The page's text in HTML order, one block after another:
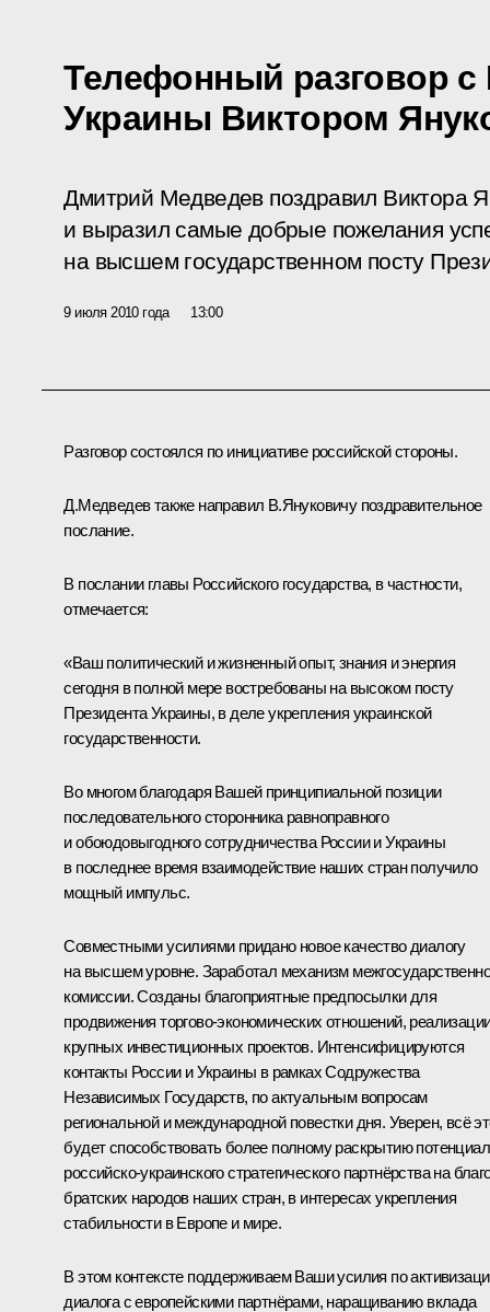
Телефонный разговор с
Украины Виктором
Дмитрий Медведев поздравил Виктора
и выразил самые добрые пожелания
на высшем государственном посту
9 июля 2010 года 13:00
Разговор состоялся по инициативе российской стороны.
Д.Медведев также направил В.Януковичупоздравительное
послание.
В послании главы Российского государства, в частности,
отмечается:
«Ваш политический и жизненный опыт, знания и энергия
сегодня в полной мере востребованы на высоком посту
Президента Украины, в деле укрепления украинской
государственности.
Во многом благодаря Вашей принципиальной позиции
последовательного сторонника равноправного
и обоюдовыгодного сотрудничества России и Украины
в последнее время взаимодействие наших стран получило
мощный импульс.
Совместными усилиями придано новое качество диалогу
на высшем уровне. Заработал механизм
комиссии. Созданы благоприятные предпосылки для
продвижения торгово-экономических отношений,
крупных инвестиционных проектов. Интенсифицируются
контакты России и Украины в рамках Содружества
Независимых Государств, по актуальным вопросам
региональной и международной повестки дня. Уверен, всё
будет способствовать более полному раскрытию
российско-украинского стратегического партнёрства на
братских народов наших стран, в интересах укрепления
стабильности в Европе и мире.
В этом контексте поддерживаем Ваши усилия по
диалога с европейскими партнёрами, наращиванию вклада